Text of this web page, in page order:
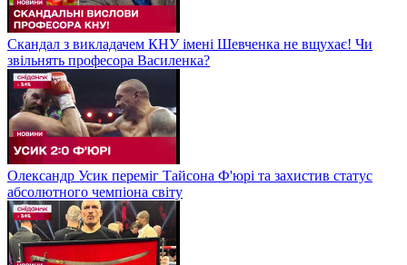
Скандал з викладачем КНУ імені Шевченка не вщухає! Чи
звільнять професора Василенка?
Олександр Усик переміг Тайсона Ф'юрі та захистив статус
абсолютного чемпіона світу